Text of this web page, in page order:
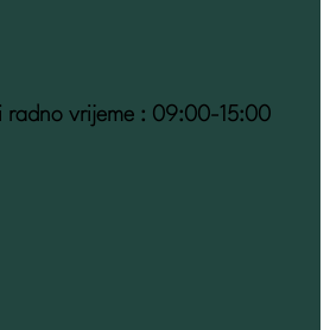
i radno vrijeme : 09:00-15:00